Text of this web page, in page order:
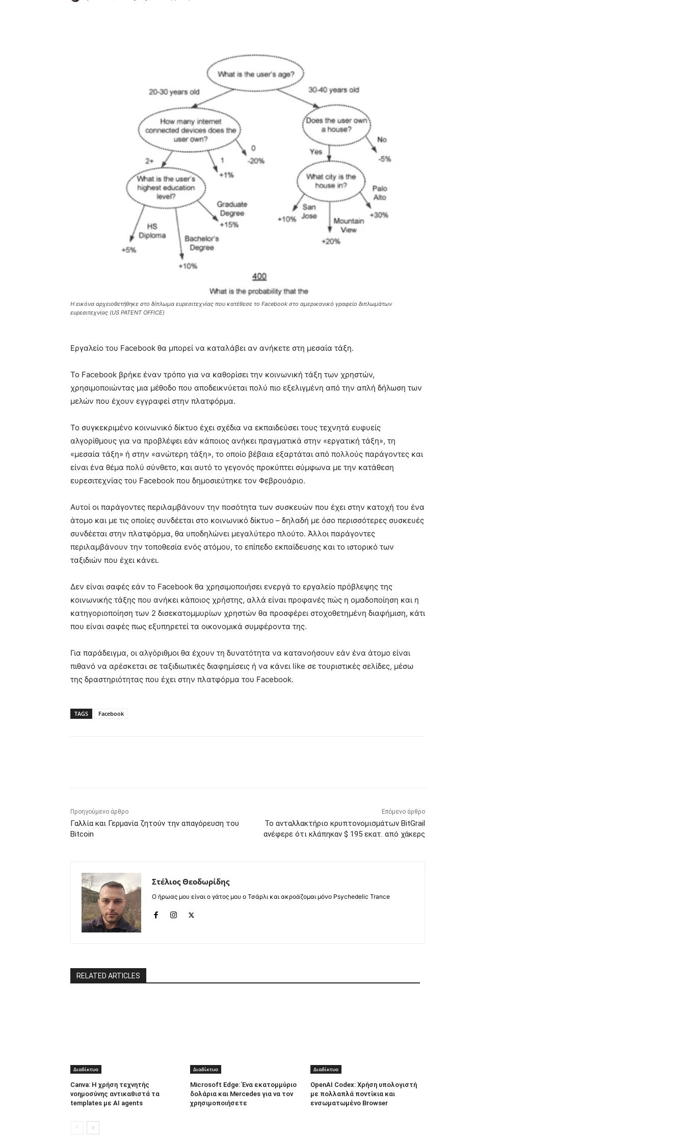
Η εικόνα αρχειοθετήθηκε στο δίπλωμα ευρεσιτεχνίας που κατέθεσε το Facebook στο αμερικανικό γραφείο διπλωμάτων
ευρεσιτεχνίας (US PATENT OFFICE)
Εργαλείο του Facebook θα μπορεί να καταλάβει αν ανήκετε στη μεσαία τάξη.
Το Facebook βρήκε έναν τρόπο για να καθορίσει την κοινωνική τάξη των χρηστών,
χρησιμοποιώντας μια μέθοδο που αποδεικνύεται πολύ πιο εξελιγμένη από την απλή δήλωση των
μελών που έχουν εγγραφεί στην πλατφόρμα.
Το συγκεκριμένο κοινωνικό δίκτυο έχει σχέδια να εκπαιδεύσει τους τεχνητά ευφυείς
αλγορίθμους για να προβλέψει εάν κάποιος ανήκει πραγματικά στην «εργατική τάξη», τη
«μεσαία τάξη» ή στην «ανώτερη τάξη», το οποίο βέβαια εξαρτάται από πολλούς παράγοντες και
είναι ένα θέμα πολύ σύνθετο, και αυτό το γεγονός προκύπτει σύμφωνα με την κατάθεση
ευρεσιτεχνίας του Facebook που δημοσιεύτηκε τον Φεβρουάριο.
Αυτοί οι παράγοντες περιλαμβάνουν την ποσότητα των συσκευών που έχει στην κατοχή του ένα
άτομο και με τις οποίες συνδέεται στο κοινωνικό δίκτυο – δηλαδή με όσο περισσότερες συσκευές
συνδέεται στην πλατφόρμα, θα υποδηλώνει μεγαλύτερο πλούτο. Άλλοι παράγοντες
περιλαμβάνουν την τοποθεσία ενός ατόμου, το επίπεδο εκπαίδευσης και το ιστορικό των
ταξιδιών που έχει κάνει.
Δεν είναι σαφές εάν το Facebook θα χρησιμοποιήσει ενεργά το εργαλείο πρόβλεψης της
κοινωνικής τάξης που ανήκει κάποιος χρήστης, αλλά είναι προφανές πώς η ομαδοποίηση και η
κατηγοριοποίηση των 2 δισεκατομμυρίων χρηστών θα προσφέρει στοχοθετημένη διαφήμιση, κάτι
που είναι σαφές πως εξυπηρετεί τα οικονομικά συμφέροντα της.
Για παράδειγμα, οι αλγόριθμοι θα έχουν τη δυνατότητα να κατανοήσουν εάν ένα άτομο είναι
πιθανό να αρέσκεται σε ταξιδιωτικές διαφημίσεις ή να κάνει like σε τουριστικές σελίδες, μέσω
της δραστηριότητας που έχει στην πλατφόρμα του Facebook.
TAGS Facebook
Προηγούμενο άρθρο
Γαλλία και Γερμανία ζητούν την απαγόρευση του
Bitcoin
Επόμενο άρθρο
Το ανταλλακτήριο κρυπτονομισμάτων BitGrail
ανέφερε ότι κλάπηκαν $ 195 εκατ. από χάκερς
Στέλιος Θεοδωρίδης
Ο ήρωας μου είναι ο γάτος μου ο Τσάρλι και ακροάζομαι μόνο Psychedelic Trance
RELATED ARTICLES
Διαδίκτυο
Canva: Η χρήση τεχνητής
νοημοσύνης αντικαθιστά τα
templates με AI agents
Διαδίκτυο
Microsoft Edge: Ένα εκατομμύριο
δολάρια και Mercedes για να τον
χρησιμοποιήσετε
Διαδίκτυο
OpenAI Codex: Χρήση υπολογιστή
με πολλαπλά ποντίκια και
ενσωματωμένο Browser